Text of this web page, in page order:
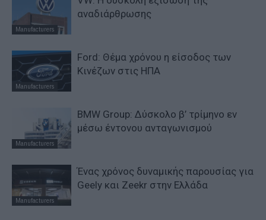
Manufacturers
αναδιάρθρωσης
Manufacturers
Ford: Θέμα χρόνου η είσοδος των
Κινέζων στις ΗΠΑ
Manufacturers
BMW Group: Δύσκολο β’ τρίμηνο εν
μέσω έντονου ανταγωνισμού
Manufacturers
Ένας χρόνος δυναμικής παρουσίας για
Geely και Zeekr στην Ελλάδα